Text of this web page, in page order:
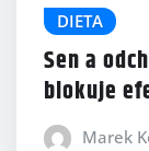
DIETA
Sen a
blokuje
Marek